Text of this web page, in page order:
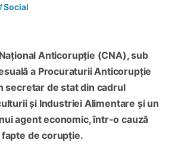
Social
Anticorupție (CNA), sub
a Procuraturii Anticorupție
secretar de stat din cadrul
și Industriei Alimentare și un
agent economic, într-o cauză
de corupție.